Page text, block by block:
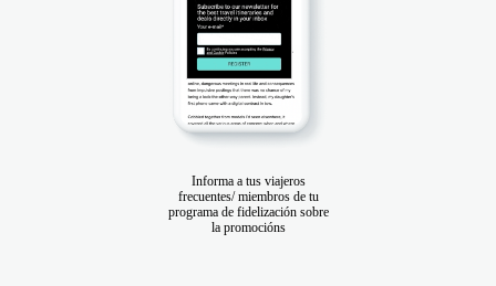
Informa a tus viajeros
frecuentes/ miembros de tu
programa de fidelización sobre
la promocións